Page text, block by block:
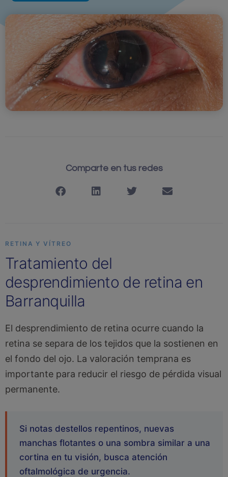
Comparte en tus redes
RETINA Y VÍTREO
Tratamiento del
desprendimiento de retina en
Barranquilla
El desprendimiento de retina ocurre cuando la
retina se separa de los tejidos que la sostienen en
el fondo del ojo. La valoración temprana es
importante para reducir el riesgo de pérdida visual
permanente.
Si notas destellos repentinos, nuevas
manchas flotantes o una sombra similar a una
cortina en tu visión, busca atención
oftalmológica de urgencia.